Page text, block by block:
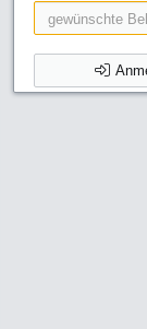
gewünschte